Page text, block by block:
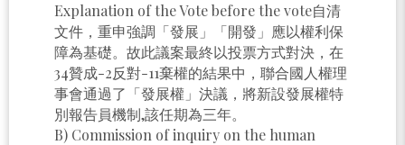
Explanation of the Vote before the vote自清
文件，重申強調「發展」「開發」應以權利保
障為基礎。故此議案最終以投票方式對決，在
34贊成-2反對-11棄權的結果中，聯合國人權理
事會通過了「發展權」決議，將新設發展權特
別報告員機制,該任期為三年。
B) Commission of inquiry on the human